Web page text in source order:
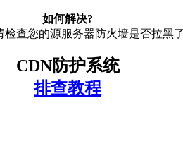
如何解决?
查您的源服务器防火墙是否拉黑
CDN防护系统
排查教程